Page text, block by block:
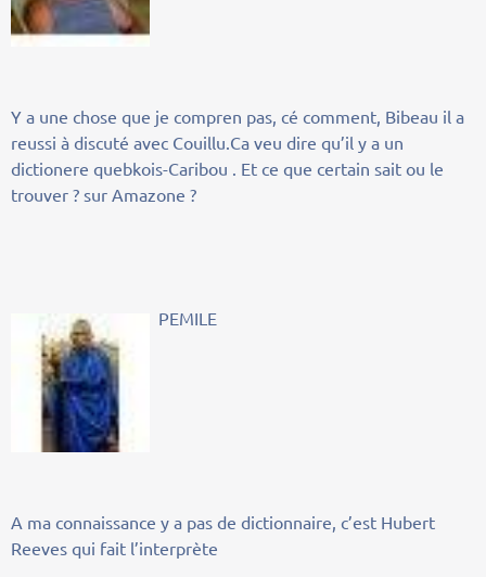
Y a une chose que je compren pas, cé comment, Bibeau il a
reussi à discuté avec Couillu.Ca veu dire qu’il y a un
dictionere quebkois-Caribou . Et ce que certain sait ou le
trouver ? sur Amazone ?
PEMILE
A ma connaissance y a pas de dictionnaire, c’est Hubert
Reeves qui fait l’interprète